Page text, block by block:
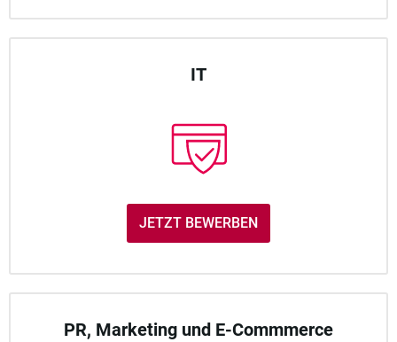
IT
JETZT BEWERBEN
PR, Marketing und E-Commmerce